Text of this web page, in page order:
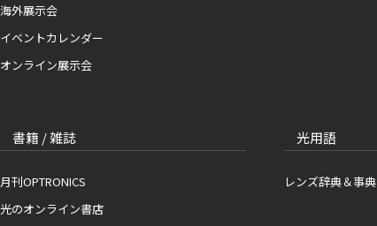
海外展示会
イベントカレンダー
オンライン展示会
書籍 / 雑誌
月刊OPTRONICS
光のオンライン書店
光用語
レンズ辞典＆事典